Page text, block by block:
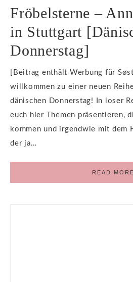
Fröbelsterne –
in Stuttgart
Donnerstag]
[Beitrag enthält Werbung für
willkommen zu einer neuen
dänischen Donnerstag! In loser
euch hier Themen präsentieren,
kommen und irgendwie mit dem
der ja…
READ MORE